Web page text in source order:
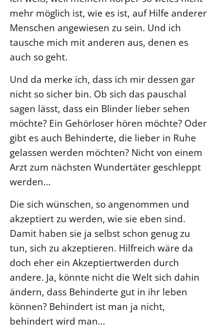
mehr möglich ist, wie es ist, auf Hilfe anderer
Menschen angewiesen zu sein. Und ich
tausche mich mit anderen aus, denen es
auch so geht.
Und da merke ich, dass ich mir dessen gar
nicht so sicher bin. Ob sich das pauschal
sagen lässt, dass ein Blinder lieber sehen
möchte? Ein Gehörloser hören möchte? Oder
gibt es auch Behinderte, die lieber in Ruhe
gelassen werden möchten? Nicht von einem
Arzt zum nächsten Wundertäter geschleppt
werden...
Die sich wünschen, so angenommen und
akzeptiert zu werden, wie sie eben sind.
Damit haben sie ja selbst schon genug zu
tun, sich zu akzeptieren. Hilfreich wäre da
doch eher ein Akzeptiertwerden durch
andere. Ja, könnte nicht die Welt sich dahin
ändern, dass Behinderte gut in ihr leben
können? Behindert ist man ja nicht,
behindert wird man...
Beteiligungsverfahren
Beschwerdestellen
Ephoralbüro
Finanzplanung
Fundraising
IT-Service
Corporate Design
Interventionsplan
Jahresgespräche
Kantine Speiseplan
Kirchliches Amtsblatt
Kirchliche Verwaltung
Klimaschutzgesetz
Kunstreferat
NKVK
Öffentlichkeitsarbeit
Personalausschuss
Projektmanagement
Recht
Terminstundenplaner